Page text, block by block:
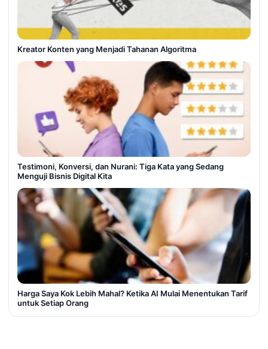
Kreator Konten yang Menjadi Tahanan Algoritma
Testimoni, Konversi, dan Nurani: Tiga Kata yang Sedang
Menguji Bisnis Digital Kita
Harga Saya Kok Lebih Mahal? Ketika AI Mulai Menentukan Tarif
untuk Setiap Orang